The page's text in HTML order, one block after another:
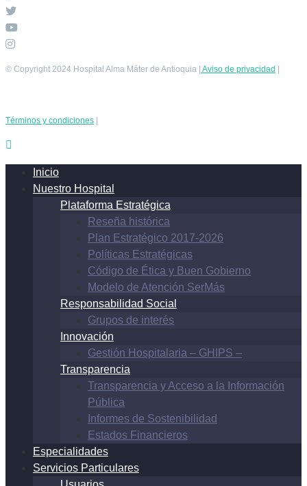
© Copyright 2024 Hospital Alma Máter de Antioquia | Aviso de privacidad
Términos y condiciones |
Inicio
Nuestro Hospital
Plataforma Estratégica
Reseña histórica
Plan Estratégico 2017-2026
Políticas Estratégicas
Código de Ética y Buen Gobierno
Modelo de Atención SerMás
Responsabilidad Social
Grupos de interés
Innovación
Gestión Hospitalaria – GHIPS –
Transparencia
Transparencia y Acceso a la Información
Pública
Informes de Sostenibilidad
Estados Financieros
Especialidades
Servicios Particulares